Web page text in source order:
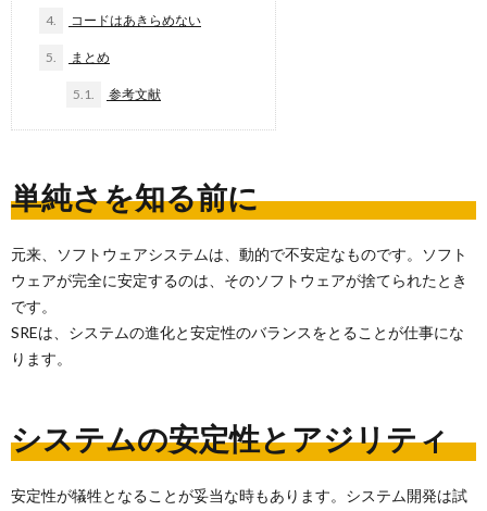
4. コードはあきらめない
5. まとめ
5.1. 参考文献
単純さを知る前に
元来、ソフトウェアシステムは、動的で不安定なものです。ソフト
ウェアが完全に安定するのは、そのソフトウェアが捨てられたとき
です。
SREは、システムの進化と安定性のバランスをとることが仕事にな
ります。
システムの安定性とアジリティ
安定性が犠牲となることが妥当な時もあります。システム開発は試